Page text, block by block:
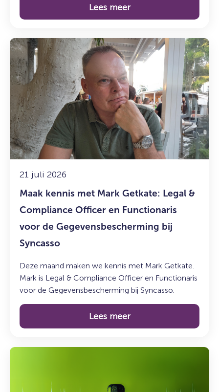
Lees meer
21 juli 2026
Maak kennis met Mark Getkate: Legal &
Compliance Officer en Functionaris
voor de Gegevensbescherming bij
Syncasso
Deze maand maken we kennis met Mark Getkate.
Mark is Legal & Compliance Officer en Functionaris
voor de Gegevensbescherming bij Syncasso.
Lees meer
Lees
meer
over:
Maak
kennis
met
Mark
Getkate:
Legal
&
Compliance
Officer
Functionaris
voor
Gegevensbescherming
Lees